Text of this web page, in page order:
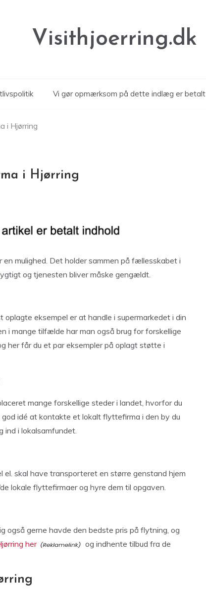
Visithjoerring.dk
Vi gør opmærksom på dette indlæg er betalt
i Hjørring
i Hjørring
mulighed. Det holder sammen på fællesskabet i
og tjenesten bliver måske gengældt.
eksempel er at handle i supermarkedet i din
i mange tilfælde har man også brug for forskellige
her får du et par eksempler på oplagt støtte i
mange forskellige steder i landet, hvorfor du
idé at kontakte et lokalt flyttefirma i den by du
ind i lokalsamfundet.
skal have transporteret en større genstand hjem
lokale flyttefirmaer og hyre dem til opgaven.
også gerne havde den bedste pris på flytning, og
her
og indhente tilbud fra de